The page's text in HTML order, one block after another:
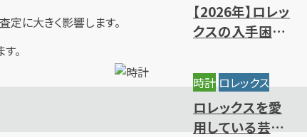
定に大きく影響します。
。
【2026年】ロレッ
クスの入手困難
えないレアモデ
ルの特徴
時計 ロレックス
ロレックスを愛
用している芸能